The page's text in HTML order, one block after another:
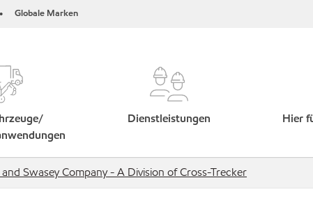
• Globale Marken
Dienstleistungen Hier
Swasey Company - A Division of Cross-Trecker